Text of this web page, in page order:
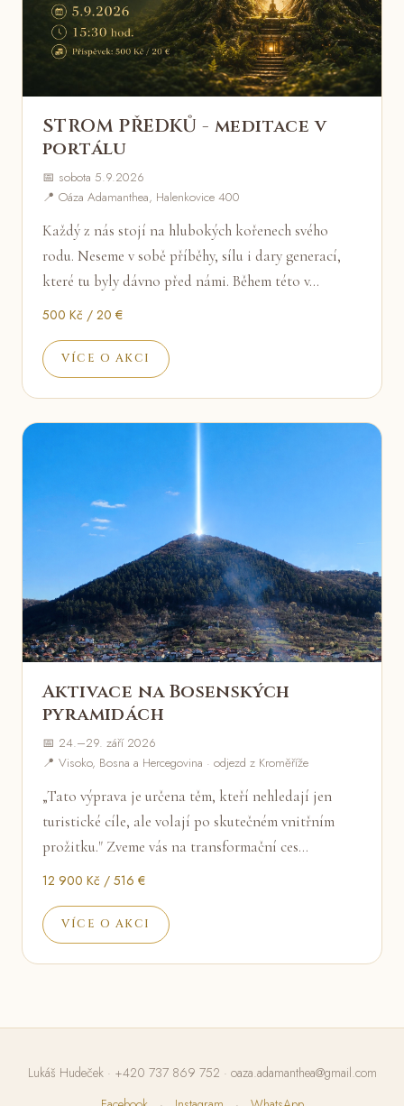
STROM PŘEDKŮ - meditace v
portálu
📅 sobota 5.9.2026
📍 Oáza Adamanthea, Halenkovice 400
Každý z nás stojí na hlubokých kořenech svého
rodu. Neseme v sobě příběhy, sílu i dary generací,
které tu byly dávno před námi. Během této v…
500 Kč / 20 €
VÍCE O AKCI
Aktivace na Bosenských
pyramidách
📅 24.–29. září 2026
📍 Visoko, Bosna a Hercegovina · odjezd z Kroměříže
„Tato výprava je určena těm, kteří nehledají jen
turistické cíle, ale volají po skutečném vnitřním
prožitku." Zveme vás na transformační ces…
12 900 Kč / 516 €
VÍCE O AKCI
Lukáš Hudeček · +420 737 869 752 · oaza.adamanthea@gmail.com